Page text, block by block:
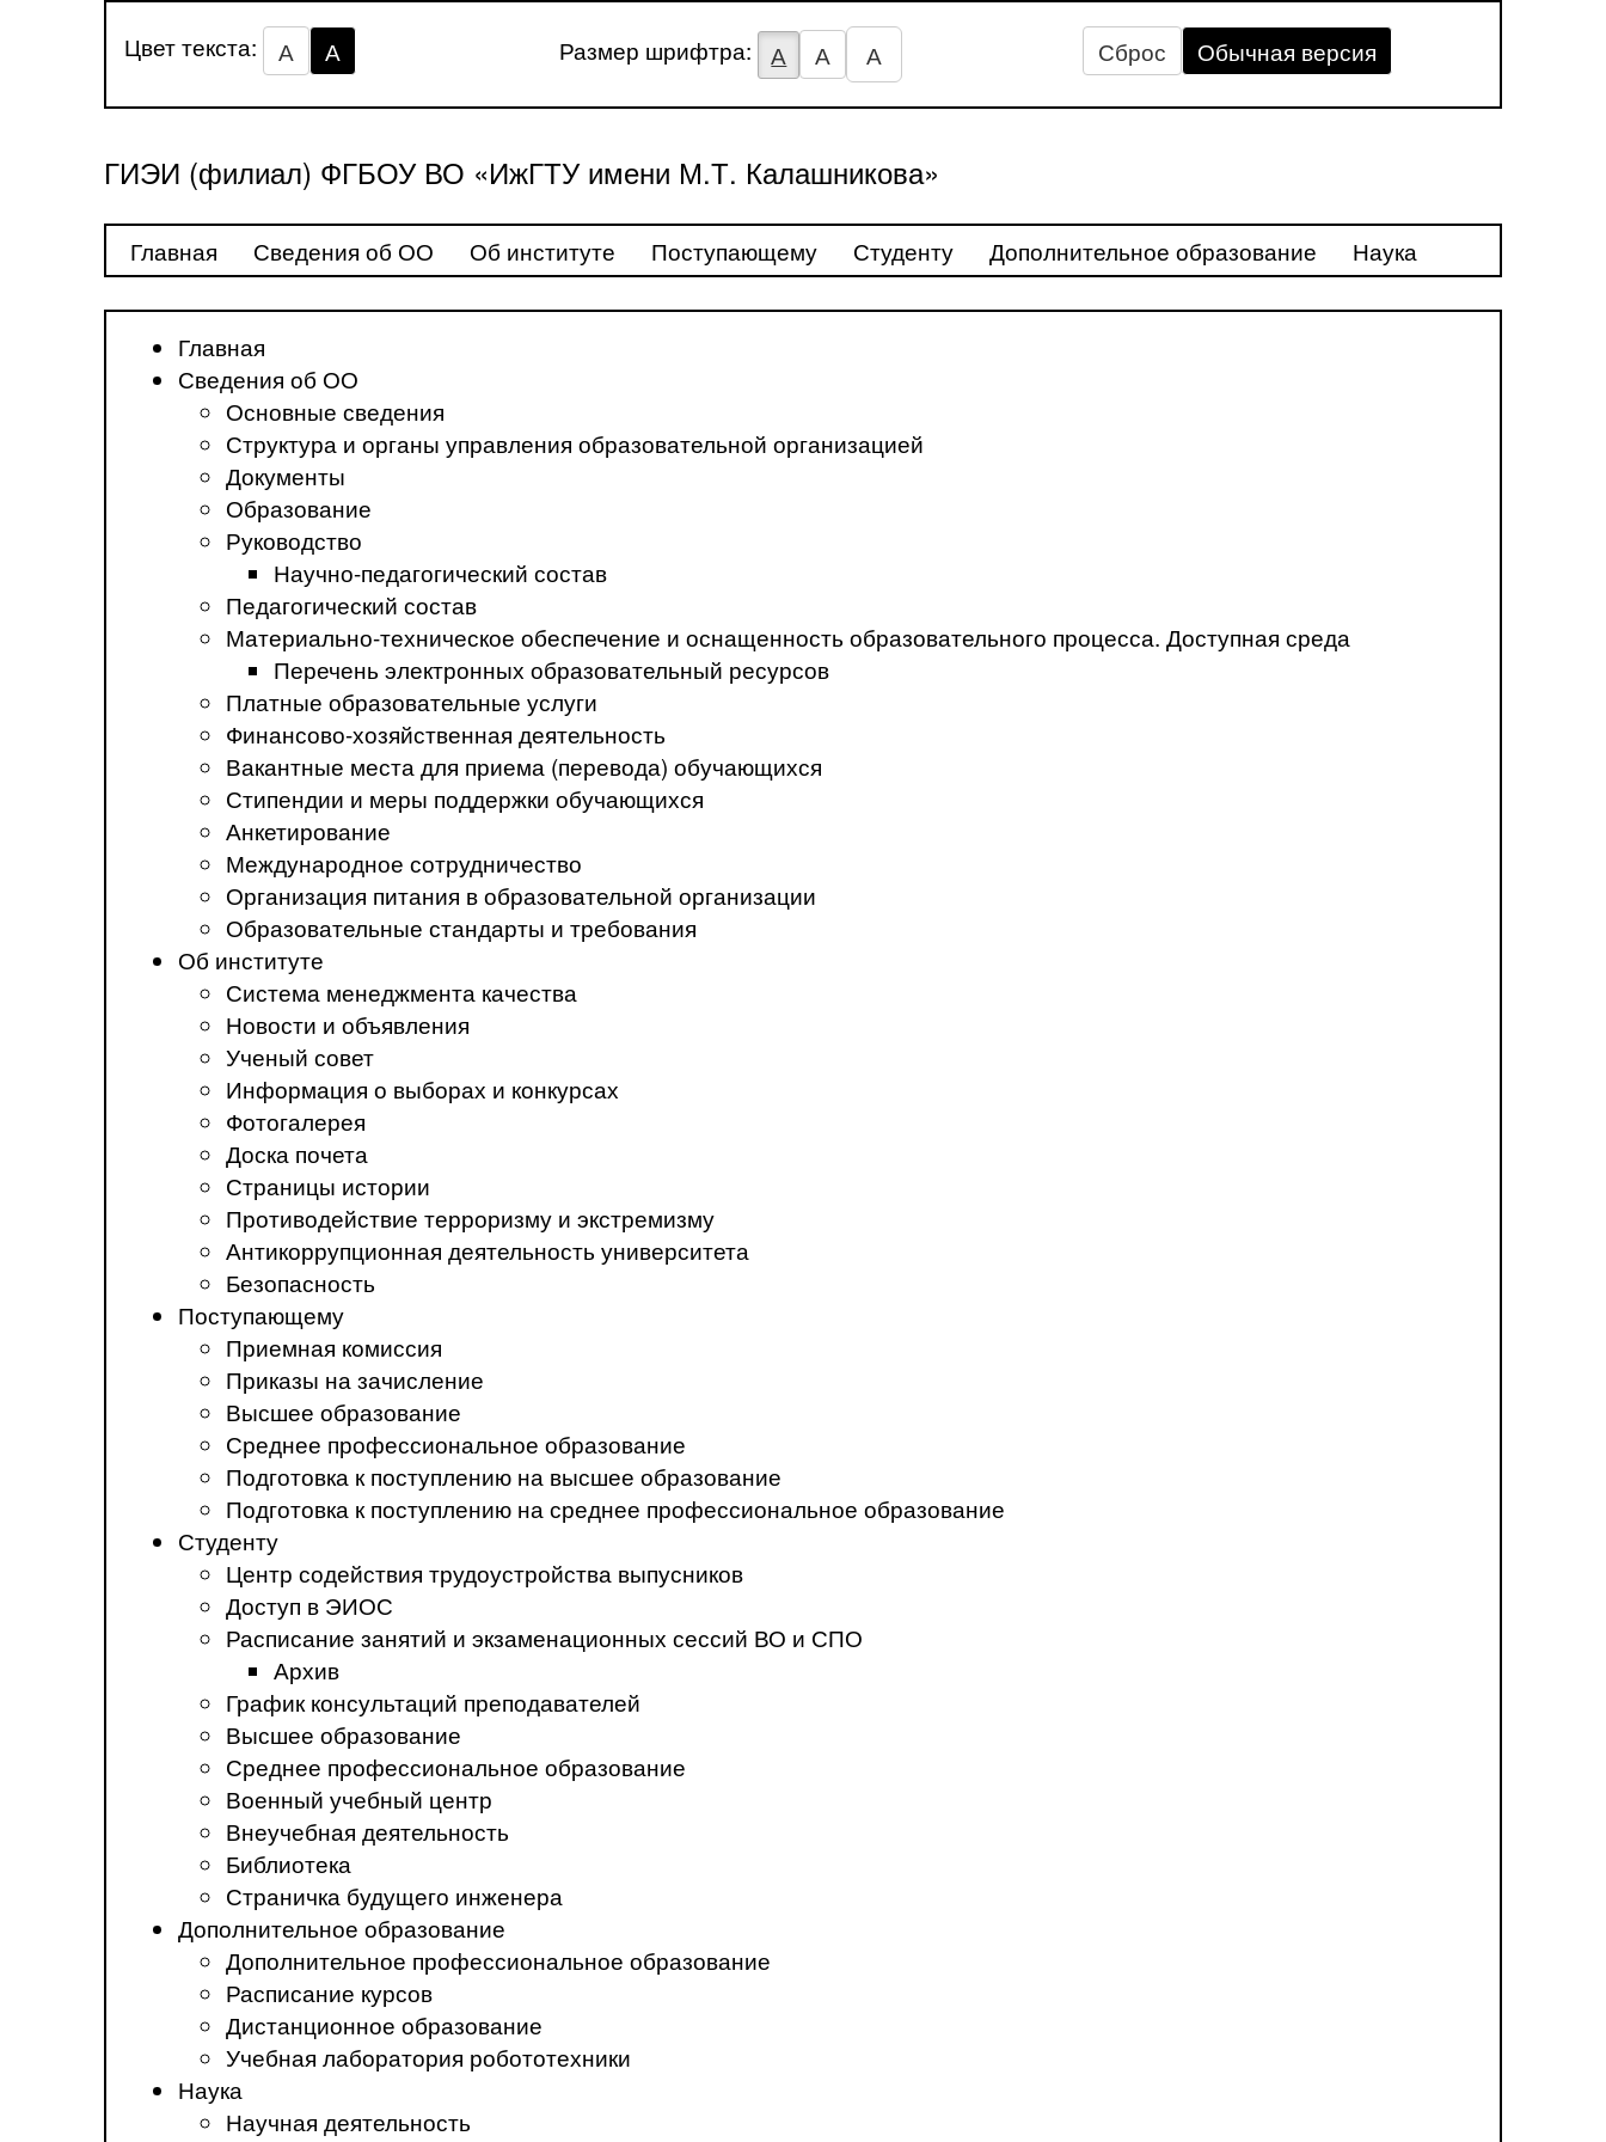
Цвет текста: А А Размер шрифтра: А А А Сброс Обычная версия
ГИЭИ (филиал) ФГБОУ ВО «ИжГТУ имени М.Т. Калашникова»
Главная Сведения об ОО Об институте Поступающему Студенту Дополнительное образование Наука
Главная
Сведения об ОО
Основные сведения
Структура и органы управления образовательной организацией
Документы
Образование
Руководство
Научно-педагогический состав
Педагогический состав
Материально-техническое обеспечение и оснащенность образовательного процесса. Доступная среда
Перечень электронных образовательный ресурсов
Платные образовательные услуги
Финансово-хозяйственная деятельность
Вакантные места для приема (перевода) обучающихся
Стипендии и меры поддержки обучающихся
Анкетирование
Международное сотрудничество
Организация питания в образовательной организации
Образовательные стандарты и требования
Об институте
Система менеджмента качества
Новости и объявления
Ученый совет
Информация о выборах и конкурсах
Фотогалерея
Доска почета
Страницы истории
Противодействие терроризму и экстремизму
Антикоррупционная деятельность университета
Безопасность
Поступающему
Приемная комиссия
Приказы на зачисление
Высшее образование
Среднее профессиональное образование
Подготовка к поступлению на высшее образование
Подготовка к поступлению на среднее профессиональное образование
Студенту
Центр содействия трудоустройства выпусников
Доступ в ЭИОС
Расписание занятий и экзаменационных сессий ВО и СПО
Архив
График консультаций преподавателей
Высшее образование
Среднее профессиональное образование
Военный учебный центр
Внеучебная деятельность
Библиотека
Страничка будущего инженера
Дополнительное образование
Дополнительное профессиональное образование
Расписание курсов
Дистанционное образование
Учебная лаборатория робототехники
Наука
Научная деятельность